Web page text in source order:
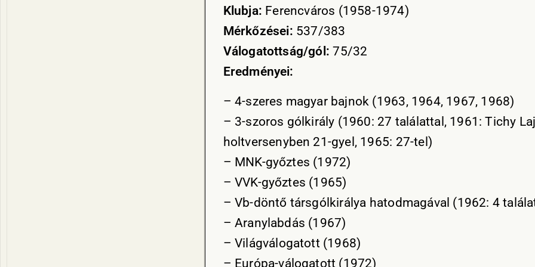
Klubja: Ferencváros (1958-1974)
Mérkőzései: 537/383
Válogatottság/gól: 75/32
Eredményei:
– 4-szeres magyar bajnok (1963, 1964, 1967, 1968)
– 3-szoros gólkirály (1960: 27 találat­tal, 1961: Tichy
holtverseny­ben 21-gyel, 1965: 27-tel)
– MNK-győztes (1972)
– VVK-győztes (1965)
– Vb-döntő társgólkirálya hatodma­gával (1962: 4
– Aranylabdás (1967)
– Világválogatott (1968)
– Európa-válogatott (1972)